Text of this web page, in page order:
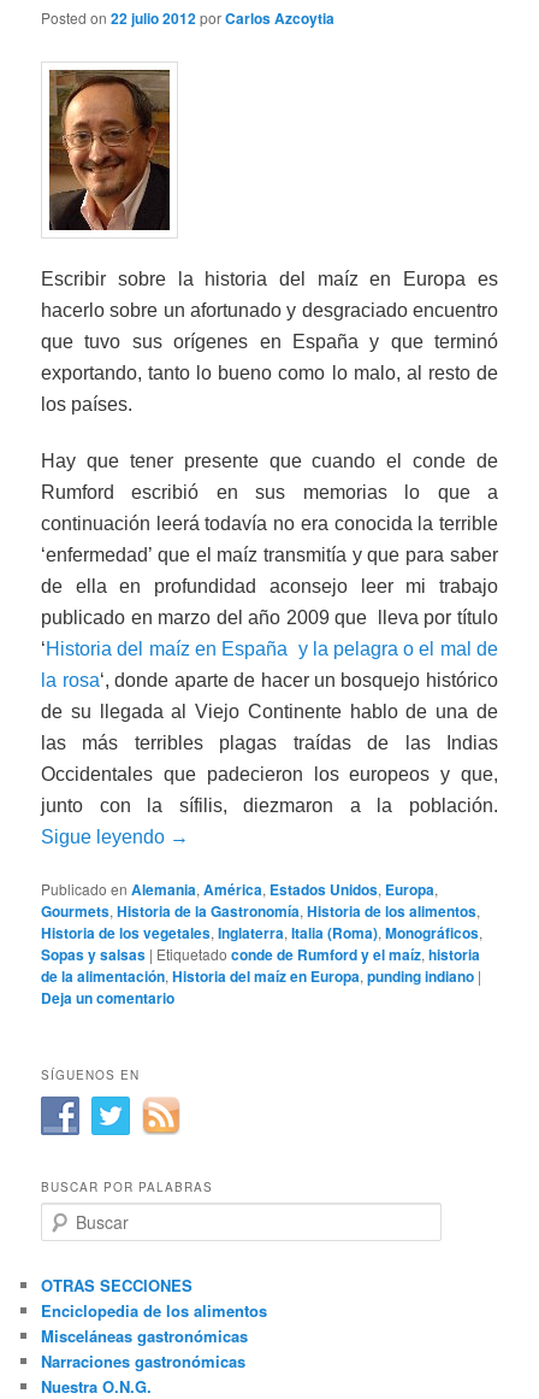
Posted on22 julio 2012porCarlos Azcoytia
Escribir sobre la historia del maíz en Europa es
hacerlo sobre un afortunado y desgraciado encuentro
que tuvo sus orígenes en España y que terminó
exportando, tanto lo bueno como lo malo, al resto de
los países.
Hay que tener presente que cuando el conde de
Rumford escribió en sus memorias lo que a
continuación leerá todavía no era conocida la terrible
‘enfermedad’ que el maíz transmitía y que para saber
de ella en profundidad aconsejo leer mi trabajo
publicado en marzo del año 2009 que lleva por título
‘Historia del maíz en España y la pelagra o el mal de
la rosa‘, donde aparte de hacer un bosquejo histórico
de su llegada al Viejo Continente hablo de una de
las más terribles plagas traídas de las Indias
Occidentales que padecieron los europeos y que,
junto con la sífilis, diezmaron a la población.
Sigue leyendo →
Publicado en Alemania,América, Estados Unidos, Europa,
Gourmets,Historia de la Gastronomía,Historia de los alimentos,
Historia de los vegetales,Inglaterra,Italia (Roma),Monográficos,
Sopas y salsas | Etiquetado conde de Rumford y el maíz,historia
de la alimentación,Historia del maíz en Europa,punding indiano |
Deja un comentario
SÍGUENOS EN
BUSCAR POR PALABRAS
u
c
a
r
OTRAS SECCIONES
Enciclopedia de los alimentos
Misceláneas gastronómicas
Narraciones gastronómicas
Nuestra O.N.G.